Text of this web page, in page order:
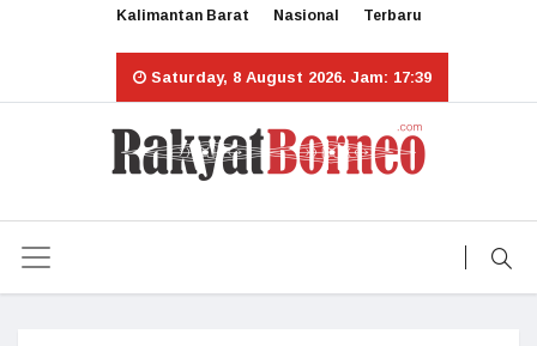
Kalimantan Barat Nasional Terbaru
Saturday, 8 August 2026. Jam: 17:39